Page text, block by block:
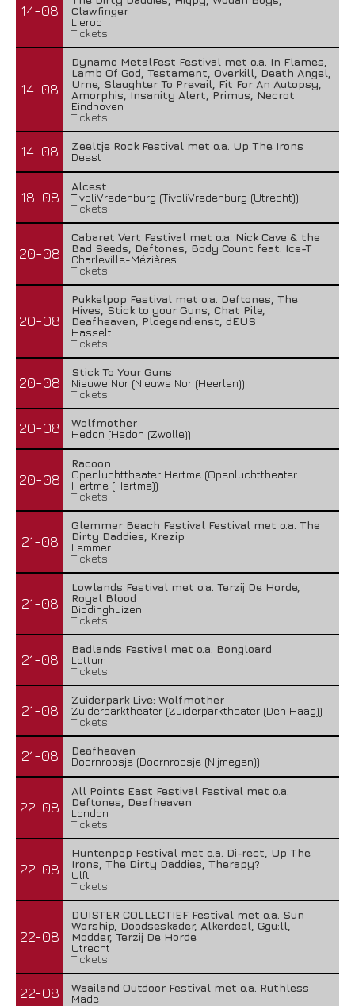
14-08
Clawfinger
Lierop
Tickets
14-08
Dynamo MetalFest Festival met o.a. In Flames,
Lamb Of God, Testament, Overkill, Death Angel,
Urne, Slaughter To Prevail, Fit For An Autopsy,
Amorphis, Insanity Alert, Primus, Necrot
Eindhoven
Tickets
14-08
Zeeltje Rock Festival met o.a. Up The Irons
Deest
18-08
Alcest
TivoliVredenburg (TivoliVredenburg (Utrecht))
Tickets
20-08
Cabaret Vert Festival met o.a. Nick Cave & the
Bad Seeds, Deftones, Body Count feat. Ice-T
Charleville-Mézières
Tickets
20-08
Pukkelpop Festival met o.a. Deftones, The
Hives, Stick to your Guns, Chat Pile,
Deafheaven, Ploegendienst, dEUS
Hasselt
Tickets
20-08
Stick To Your Guns
Nieuwe Nor (Nieuwe Nor (Heerlen))
Tickets
20-08
Wolfmother
Hedon (Hedon (Zwolle))
20-08
Racoon
Openluchttheater Hertme (Openluchttheater
Hertme (Hertme))
Tickets
21-08
Glemmer Beach Festival Festival met o.a. The
Dirty Daddies, Krezip
Lemmer
Tickets
21-08
Lowlands Festival met o.a. Terzij De Horde,
Royal Blood
Biddinghuizen
Tickets
21-08
Badlands Festival met o.a. Bongloard
Lottum
Tickets
21-08
Zuiderpark Live: Wolfmother
Zuiderparktheater (Zuiderparktheater (Den Haag))
Tickets
21-08
Deafheaven
Doornroosje (Doornroosje (Nijmegen))
22-08
All Points East Festival Festival met o.a.
Deftones, Deafheaven
London
Tickets
22-08
Huntenpop Festival met o.a. Di-rect, Up The
Irons, The Dirty Daddies, Therapy?
Ulft
Tickets
22-08
DUISTER COLLECTIEF Festival met o.a. Sun
Worship, Doodseskader, Alkerdeel, Ggu:ll,
Modder, Terzij De Horde
Utrecht
Tickets
22-08
Waailand Outdoor Festival met o.a. Ruthless
Made